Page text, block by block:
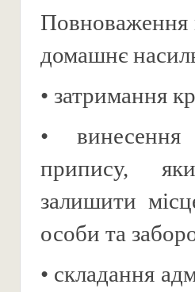
Повноваження
домашнє
• затримання
• винесення
припису,
залишити
особи та
• складання